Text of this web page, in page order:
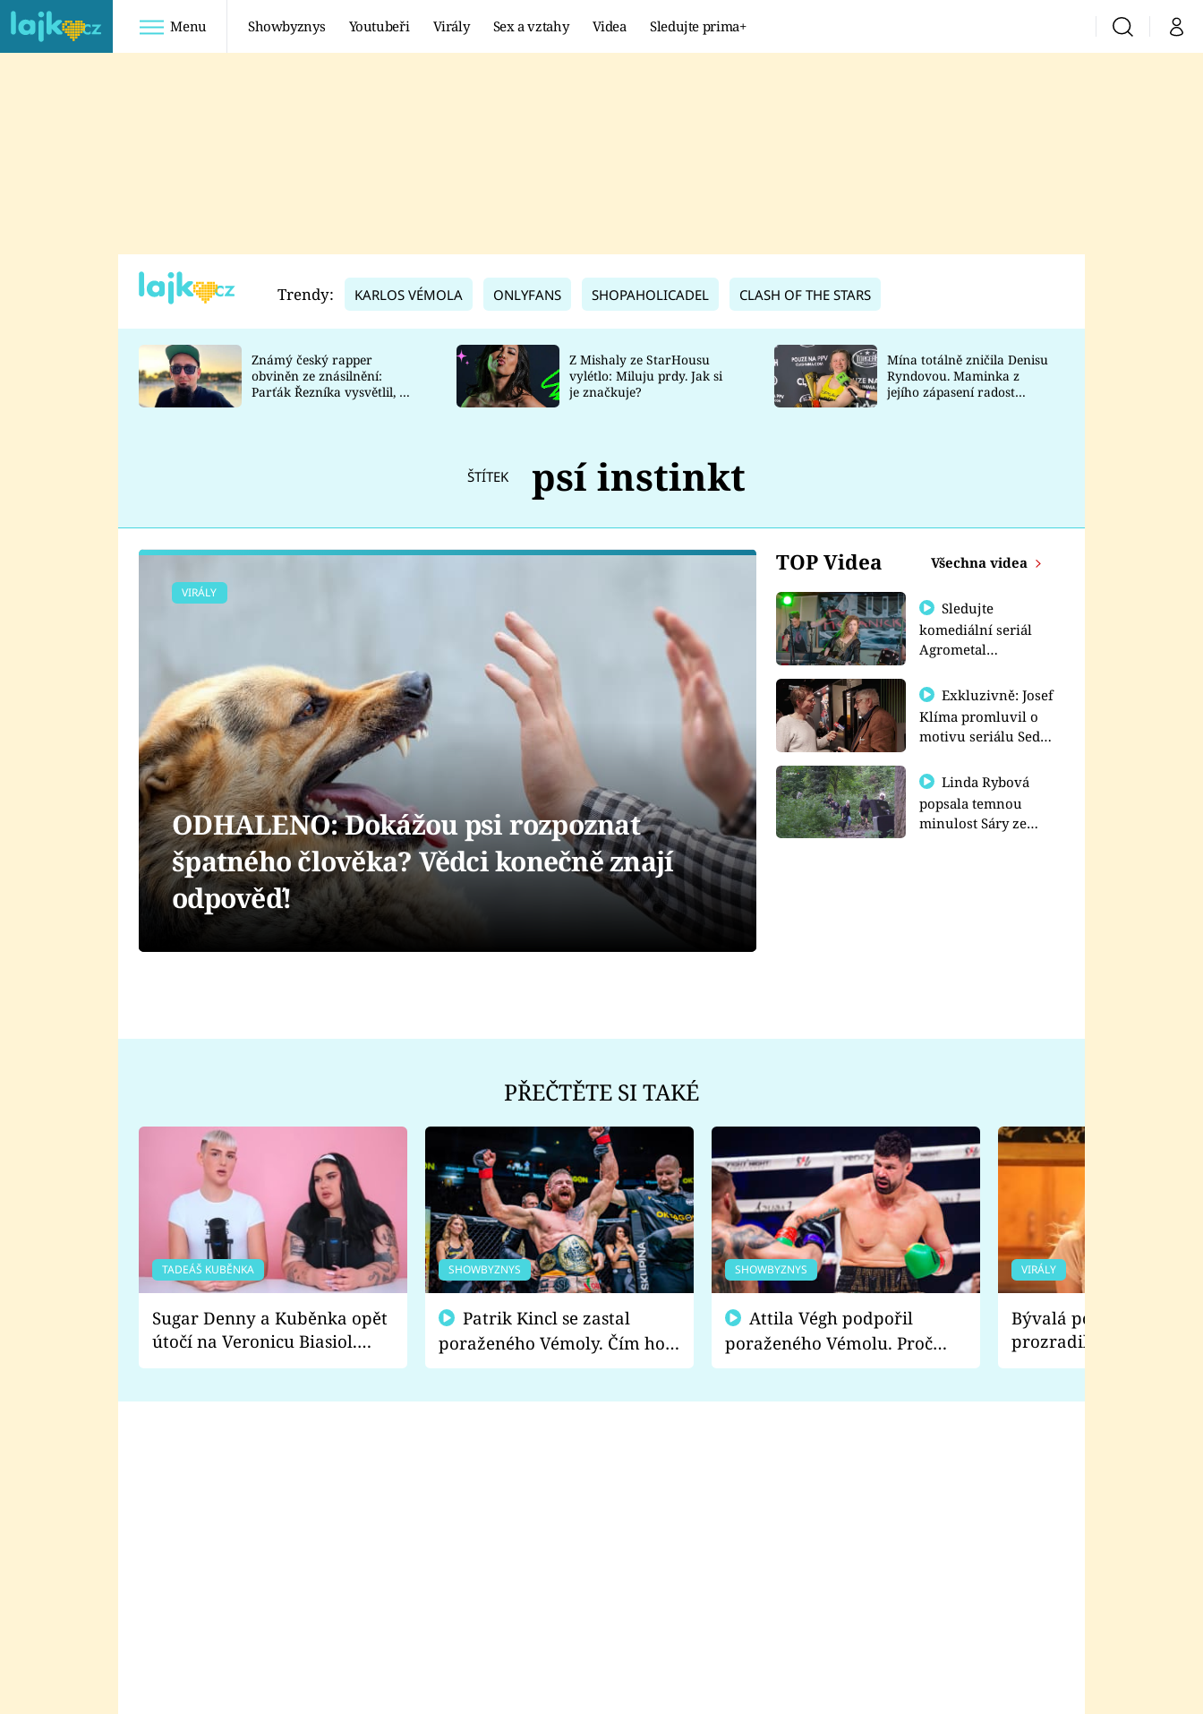
Menu Showbyznys Youtubeři Virály Sex a vztahy Videa Sledujte prima+ VyhledáváníMůj
TADEÁŠ KUBĚNKA
DATEL
Prima Lajk
Sledujte nás
Trendy: KARLOS VÉMOLA ONLYFANS SHOPAHOLICADEL CLASH OF THE STARS
Známý český rapper
obviněn ze znásilnění:
Parťák Řezníka vysvětlil, co
Z Mishaly ze StarHousu
vylétlo: Miluju prdy. Jak si
je značkuje?
Mína totálně zničila Denisu
Ryndovou. Maminka z
jejího zápasení radost
ŠTÍTEK psí instinkt
TOP Videa Všechna videa
Sledujte
komediální seriál
Agrometal
prima+
Exkluzivně: Josef
Klíma promluvil o
motivu seriálu Sedm
Linda Rybová
popsala temnou
minulost Sáry ze
VIRÁLY
ODHALENO: Dokážou psi rozpoznat
špatného člověka? Vědci konečně znají
odpověď!
PŘEČTĚTE SI TAKÉ
TADEÁŠ KUBĚNKA
Sugar Denny a Kuběnka opět
útočí na Veronicu Biasiol.
Proč je podle nich falešná a
SHOWBYZNYS
poraženého Vémoly. Čím ho
fanoušci naštvali?
SHOWBYZNYS
poraženého Vémolu. Proč
chce raději zápasit s ním než
VIRÁLY
Bývalá pornoherečka
prozradila, co ji
natáčení Euforie.